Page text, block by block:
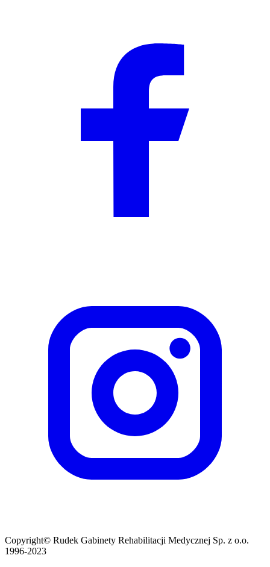
Copyright© Rudek Gabinety Rehabilitacji Medycznej Sp. z o.o.
1996-2023